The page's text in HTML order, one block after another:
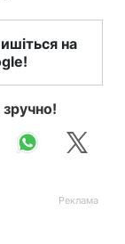
на